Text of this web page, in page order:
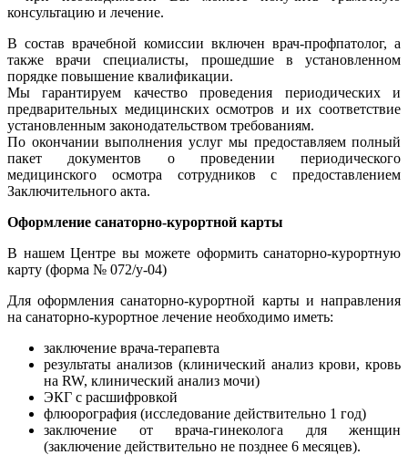
консультацию и лечение.
В состав врачебной комиссии включен врач-профпатолог, а
также врачи специалисты, прошедшие в установленном
порядке повышение квалификации.
Мы гарантируем качество проведения периодических и
предварительных медицинских осмотров и их соответствие
установленным законодательством требованиям.
По окончании выполнения услуг мы предоставляем полный
пакет документов о проведении периодического
медицинского осмотра сотрудников с предоставлением
Заключительного акта.
Оформление санаторно-курортной карты
В нашем Центре вы можете оформить санаторно-курортную
карту (форма № 072/у-04)
Для оформления санаторно-курортной карты и направления
на санаторно-курортное лечение необходимо иметь:
заключение врача-терапевта
результаты анализов (клинический анализ крови, кровь
на RW, клинический анализ мочи)
ЭКГ с расшифровкой
флюорография (исследование действительно 1 год)
заключение от врача-гинеколога для женщин
(заключение действительно не позднее 6 месяцев).